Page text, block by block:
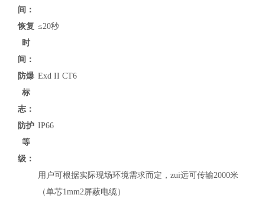
间：
恢复
时
间：
≤20秒
防爆
标
志：
Exd II CT6
防护
等
级：
IP66
用户可根据实际现场环境需求而定，zui远可传输2000米
（单芯1mm2屏蔽电缆）